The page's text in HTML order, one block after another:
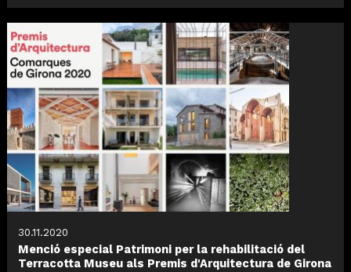
30.11.2020
Menció especial Patrimoni per la rehabilitació del
Terracotta Museu als Premis d'Arquitectura de Girona